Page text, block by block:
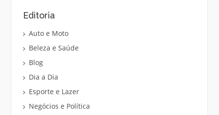
Editoria
Auto e Moto
Beleza e Saúde
Blog
Dia a Dia
Esporte e Lazer
Negócios e Política